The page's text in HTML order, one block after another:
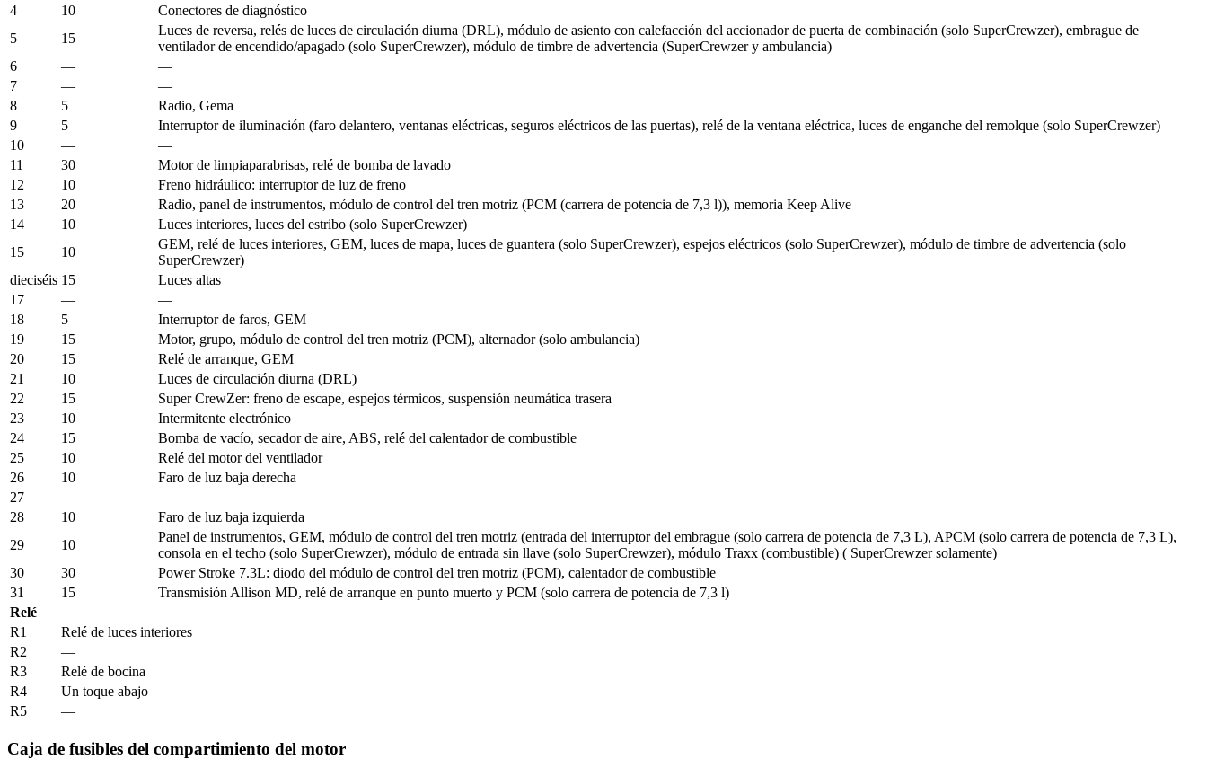
4
10
Conectores de diagnóstico
5
15
Luces de reversa, relés de luces de circulación diurna (DRL), módulo de asiento con calefacción del accionador de puerta de combinación (solo SuperCrewzer), embrague de
ventilador de encendido/apagado (solo SuperCrewzer), módulo de timbre de advertencia (SuperCrewzer y ambulancia)
6
—
—
7
—
—
8
5
Radio, Gema
9
5
Interruptor de iluminación (faro delantero, ventanas eléctricas, seguros eléctricos de las puertas), relé de la ventana eléctrica, luces de enganche del remolque (solo SuperCrewzer)
10
—
—
11
30
Motor de limpiaparabrisas, relé de bomba de lavado
12
10
Freno hidráulico: interruptor de luz de freno
13
20
Radio, panel de instrumentos, módulo de control del tren motriz (PCM (carrera de potencia de 7,3 l)), memoria Keep Alive
14
10
Luces interiores, luces del estribo (solo SuperCrewzer)
15
10
GEM, relé de luces interiores, GEM, luces de mapa, luces de guantera (solo SuperCrewzer), espejos eléctricos (solo SuperCrewzer), módulo de timbre de advertencia (solo
SuperCrewzer)
dieciséis 15
Luces altas
17
—
—
18
5
Interruptor de faros, GEM
19
15
Motor, grupo, módulo de control del tren motriz (PCM), alternador (solo ambulancia)
20
15
Relé de arranque, GEM
21
10
Luces de circulación diurna (DRL)
22
15
Super CrewZer: freno de escape, espejos térmicos, suspensión neumática trasera
23
10
Intermitente electrónico
24
15
Bomba de vacío, secador de aire, ABS, relé del calentador de combustible
25
10
Relé del motor del ventilador
26
10
Faro de luz baja derecha
27
—
—
28
10
Faro de luz baja izquierda
29
10
Panel de instrumentos, GEM, módulo de control del tren motriz (entrada del interruptor del embrague (solo carrera de potencia de 7,3 L), APCM (solo carrera de potencia de 7,3 L),
consola en el techo (solo SuperCrewzer), módulo de entrada sin llave (solo SuperCrewzer), módulo Traxx (combustible) ( SuperCrewzer solamente)
30
30
Power Stroke 7.3L: diodo del módulo de control del tren motriz (PCM), calentador de combustible
31
15
Transmisión Allison MD, relé de arranque en punto muerto y PCM (solo carrera de potencia de 7,3 l)
Relé
R1
Relé de luces interiores
R2
—
R3
Relé de bocina
R4
Un toque abajo
R5
—
Caja de fusibles del compartimiento del motor